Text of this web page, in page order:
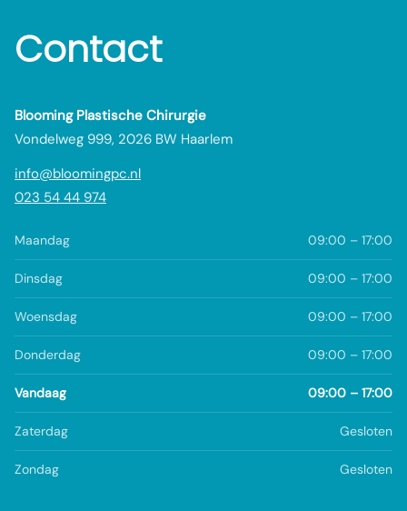
Contact
Blooming Plastische Chirurgie
Vondelweg 999, 2026 BW Haarlem
info@bloomingpc.nl
023 54 44 974
Maandag 09:00 – 17:00
Dinsdag 09:00 – 17:00
Woensdag 09:00 – 17:00
Donderdag 09:00 – 17:00
Vandaag 09:00 – 17:00
Zaterdag Gesloten
Zondag Gesloten